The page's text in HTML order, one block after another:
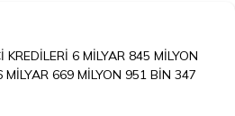
6 MİLYAR 845 MİLYON
669 MİLYON 951 BİN 347